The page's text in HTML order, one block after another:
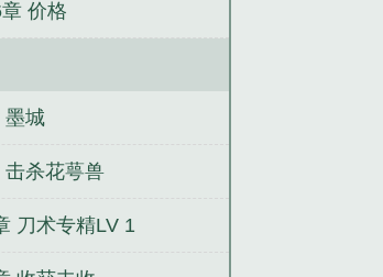
价格
墨城
击杀花萼兽
刀术专精LV 1